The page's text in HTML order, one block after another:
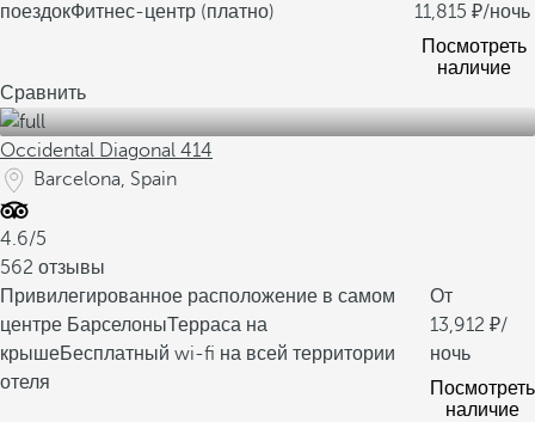
поездокФитнес-центр (платно)
11,815
/ночь
Посмотреть
наличие
Сравнить
Occidental Diagonal 414
Barcelona, Spain
4.6/5
562 отзывы
Привилегированное расположение в самом
центре БарселоныТерраса на
крышеБесплатный wi-fi на всей территории
отеля
От
13,912
/
ночь
Посмотреть
наличие